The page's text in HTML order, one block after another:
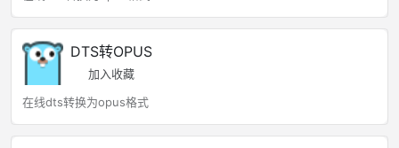
DTS转OPUS
加入收藏
在线dts转换为opus格式